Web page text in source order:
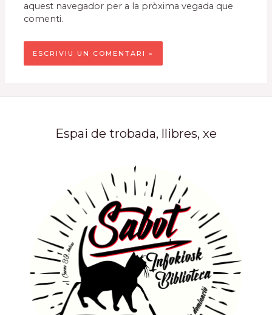
aquest navegador per a la pròxima vegada que
comenti.
Espai de trobada, llibres, xe